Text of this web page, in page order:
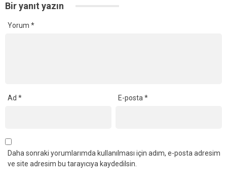
Bir yanıt yazın
Yorum *
Ad * E-posta*
Daha sonraki yorumlarımda kullanılması için adım, e-posta adresim
ve site adresim bu tarayıcıya kaydedilsin.